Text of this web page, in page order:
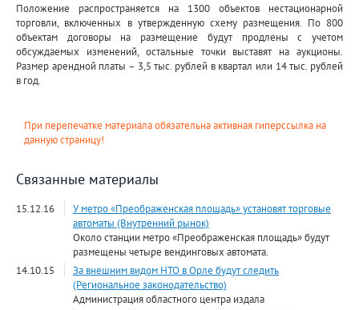
Положение распространяется на 1300 объектов нестационарной
торговли, включенных в утвержденную схему размещения. По 800
объектам договоры на размещение будут продлены с учетом
обсуждаемых изменений, остальные точки выставят на аукционы.
Размер арендной платы – 3,5 тыс. рублей в квартал или 14 тыс. рублей
в год.
При перепечатке материала обязательна активная гиперссылка на
данную страницу!
Связанные материалы
15.12.16
У метро «Преображенская площадь» установят торговые
автоматы (Внутренний рынок)
Около станции метро «Преображенская площадь» будут
размещены четыре вендинговых автомата.
14.10.15
За внешним видом НТО в Орле будут следить
(Региональное законодательство)
Администрация областного центра издала